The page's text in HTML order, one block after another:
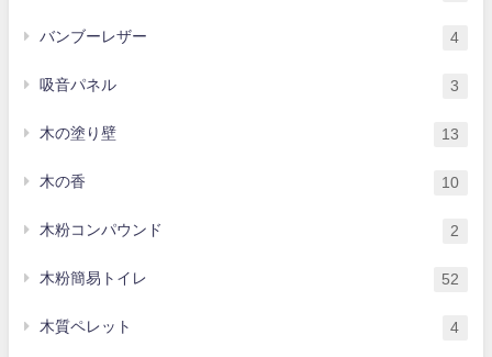
バンブーレザー 4
吸音パネル 3
木の塗り壁 13
木の香 10
木粉コンパウンド 2
木粉簡易トイレ 52
木質ペレット 4